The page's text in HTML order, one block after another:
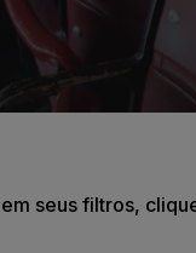
seus filtros,